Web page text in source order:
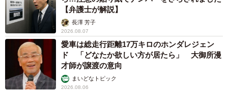
【弁護士が解説】
長澤 芳子
2026.08.07
愛車は総走行距離17万キロのホンダレジェン
ド 「どなたか欲しい方が居たら」 大御所漫
才師が譲渡の意向
まいどなトピック
2026.08.06